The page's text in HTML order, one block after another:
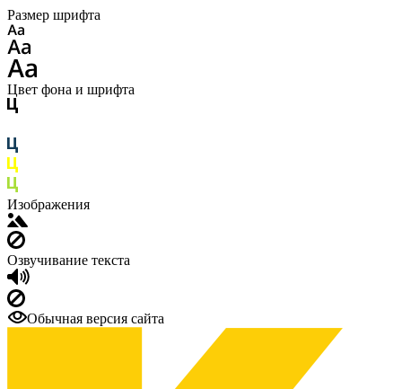
Размер шрифта
Цвет фона и шрифта
Изображения
Озвучивание текста
Обычная версия сайта